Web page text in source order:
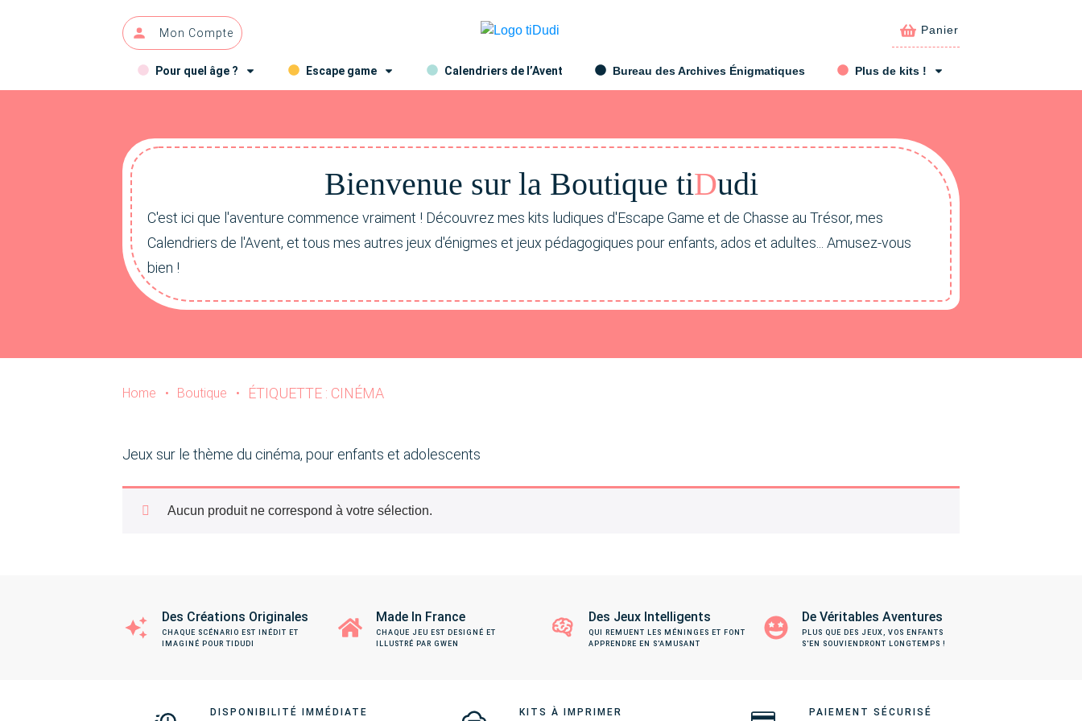
Mon Compte Panier
Pour quel âge ? Escape game Calendriers de l’Avent Bureau des Archives Énigmatiques Plus de kits !
Bienvenue sur la Boutique tiDudi
C'est ici que l'aventure commence vraiment ! Découvrez mes kits ludiques d'Escape Game et de Chasse au Trésor, mes
Calendriers de l'Avent, et tous mes autres jeux d'énigmes et jeux pédagogiques pour enfants, ados et adultes... Amusez-vous
bien !
Home • Boutique • ÉTIQUETTE : CINÉMA
Jeux sur le thème du cinéma, pour enfants et adolescents
Aucun produit ne correspond à votre sélection.
Des Créations Originales
CHAQUE SCÉNARIO EST INÉDIT ET
IMAGINÉ POUR TIDUDI
Made In France
CHAQUE JEU EST DESIGNÉ ET
ILLUSTRÉ PAR GWEN
Des Jeux Intelligents
QUI REMUENT LES MÉNINGES ET FONT
APPRENDRE EN S'AMUSANT
De Véritables Aventures
PLUS QUE DES JEUX, VOS ENFANTS
S'EN SOUVIENDRONT LONGTEMPS !
DISPONIBILITÉ IMMÉDIATE KITS À IMPRIMER PAIEMENT SÉCURISÉ